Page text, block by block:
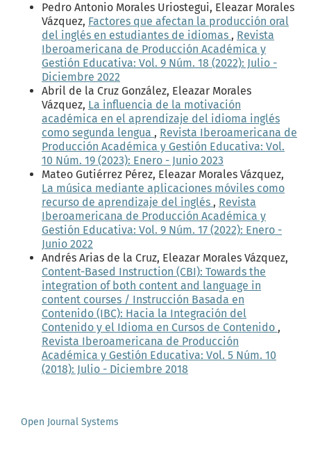
Pedro Antonio Morales Uriostegui, Eleazar Morales
Vázquez, Factores que afectan la producción oral
del inglés en estudiantes de idiomas , Revista
Iberoamericana de Producción Académica y
Gestión Educativa: Vol. 9 Núm. 18 (2022): Julio -
Diciembre 2022
Abril de la Cruz González, Eleazar Morales
Vázquez, La influencia de la motivación
académica en el aprendizaje del idioma inglés
como segunda lengua , Revista Iberoamericana de
Producción Académica y Gestión Educativa: Vol.
10 Núm. 19 (2023): Enero - Junio 2023
Mateo Gutiérrez Pérez, Eleazar Morales Vázquez,
La música mediante aplicaciones móviles como
recurso de aprendizaje del inglés , Revista
Iberoamericana de Producción Académica y
Gestión Educativa: Vol. 9 Núm. 17 (2022): Enero -
Junio 2022
Andrés Arias de la Cruz, Eleazar Morales Vázquez,
Content-Based Instruction (CBI): Towards the
integration of both content and language in
content courses / Instrucción Basada en
Contenido (IBC): Hacia la Integración del
Contenido y el Idioma en Cursos de Contenido ,
Revista Iberoamericana de Producción
Académica y Gestión Educativa: Vol. 5 Núm. 10
(2018): Julio - Diciembre 2018
Open Journal Systems